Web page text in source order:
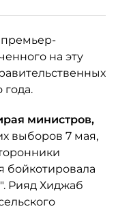
премьер-
на эту
министров,
выборов 7 мая,
Рияд Хиджаб